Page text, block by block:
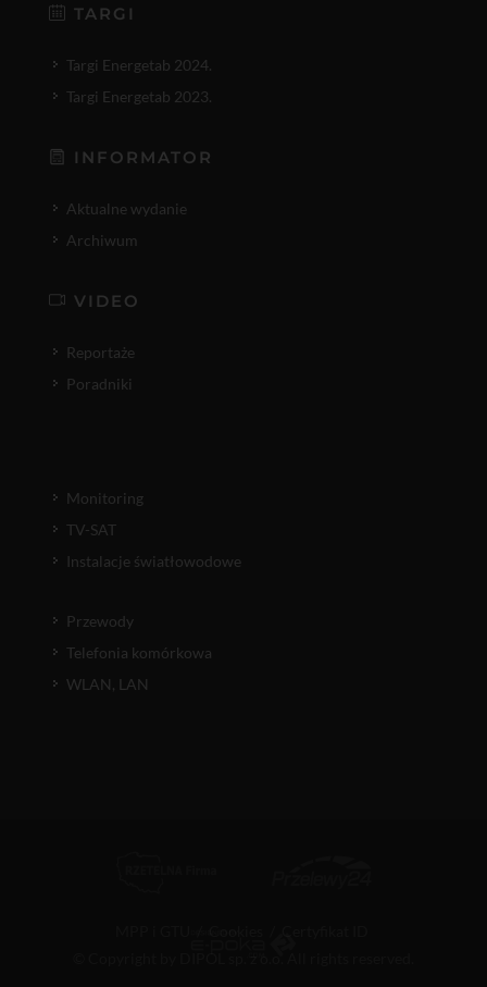
TARGI
Targi Energetab 2024.
Targi Energetab 2023.
INFORMATOR
Aktualne wydanie
Archiwum
VIDEO
Reportaże
Poradniki
Monitoring
TV-SAT
Instalacje światłowodowe
Przewody
Telefonia komórkowa
WLAN, LAN